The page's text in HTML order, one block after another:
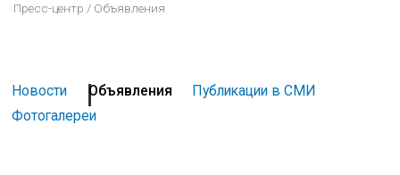
Пресс-центр / Объявления
Новости Объявления
Публикации в СМИ
Фотогалереи